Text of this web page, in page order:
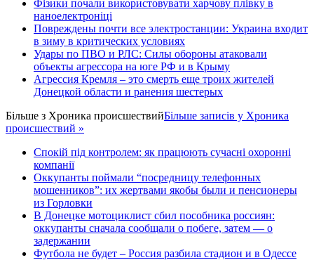
Фізики почали використовувати харчову плівку в
наноелектроніці
Повреждены почти все электростанции: Украина входит
в зиму в критических условиях
Удары по ПВО и РЛС: Силы обороны атаковали
объекты агрессора на юге РФ и в Крыму
Агрессия Кремля – это смерть еще троих жителей
Донецкой области и ранения шестерых
Більше з Хроника происшествийБільше записів у Хроника
происшествий »
Спокій під контролем: як працюють сучасні охоронні
компанії
Оккупанты поймали “посредницу телефонных
мошенников”: их жертвами якобы были и пенсионеры
из Горловки
В Донецке мотоциклист сбил пособника россиян:
оккупанты сначала сообщали о побеге, затем — о
задержании
Футбола не будет – Россия разбила стадион и в Одессе